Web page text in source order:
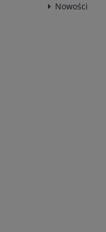
Nowości